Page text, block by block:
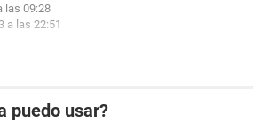
las 09:28
a las 22:51
puedo usar?